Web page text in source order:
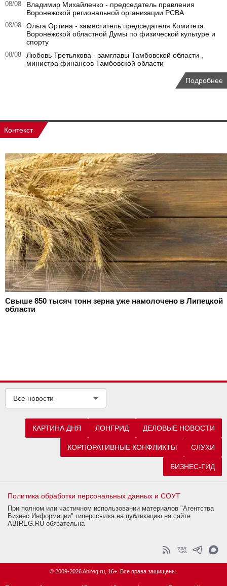
08/08
Владимир Михайленко - председатель правления
Воронежской региональной организации РСВА
08/08
Ольга Ортина - заместитель председателя Комитета
Воронежской областной Думы по физической культуре и
спорту
08/08
Любовь Третьякова - замглавы Тамбовской области ,
министра финансов Тамбовской области
Подробнее
Контекст
Свыше 850 тысяч тонн зерна уже намолочено в Липецкой
области
Все новости
КАРТИНА ДНЯ ЛОНГРИД ДЕЛОВЫЕ НОВОСТИ
КОРПОРАТИВНЫЕ КОНФЛИКТЫ СЛУХИ
БИЗНЕС-ГИД
Политика обработки персональных данных и СОУТ
При полном или частичном использовании материалов "Агентства
Бизнес Информации" гиперссылка на публикацию на сайте
ABIREG.RU обязательна
© 2009-2026 Abireg.ru, 16+. Все права защищены.